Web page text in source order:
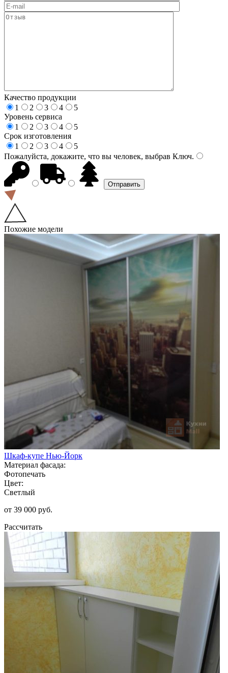
Качество продукции
1
2 3 4
5
Уровень сервиса
1
2 3 4
5
Срок изготовления
1
2 3 4
5
Пожалуйста, докажите, что вы человек, выбрав Ключ.
Похожие модели
Шкаф-купе Нью-Йорк
Материал фасада:
Фотопечать
Цвет:
Светлый
от 39 000 руб.
Рассчитать